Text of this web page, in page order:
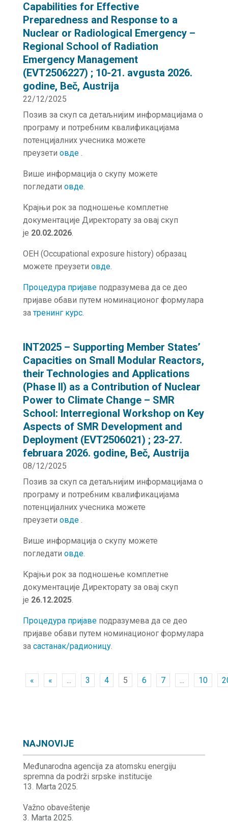
Capabilities for Effective
Preparedness and Response to a
Nuclear or Radiological Emergency –
Regional School of Radiation
Emergency Management
(EVT2506227) ; 10-21. avgusta 2026.
godine, Beč, Austrija
22/12/2025
Позив за скуп са детаљнијим информацијама о
програму и потребним квалификацијама
потенцијалних учесника можете
преузети овде .
Више информација о скупу можете
погледати овде.
Крајњи рок за подношење комплетне
документације Директорату за овај скуп
је 20.02.2026.
OEH (Occupational exposure history) образац
можете преузети овде.
Процедура пријавеподразумева да се део
пријаве обави путем номинационог формулара
затренинг курс.
INT2025 – Supporting Member States’
Capacities on Small Modular Reactors,
their Technologies and Applications
(Phase II) as a Contribution of Nuclear
Power to Climate Change – SMR
School: Interregional Workshop on Key
Aspects of SMR Development and
Deployment (EVT2506021) ; 23-27.
februara 2026. godine, Beč, Austrija
08/12/2025
Позив за скуп са детаљнијим информацијама о
програму и потребним квалификацијама
потенцијалних учесника можете
преузети овде .
Више информација о скупу можете
погледати овде.
Крајњи рок за подношење комплетне
документације Директорату за овај скуп
је 26.12.2025.
Процедура пријавеподразумева да се део
пријаве обави путем номинационог формулара
за састанак/радионицу.
« « ... 3 4 5 6 7 ... 10
NAJNOVIJE
Međunarodna agencija za atomsku energiju
spremna da podrži srpske institucije
13. Marta 2025.
Važno obaveštenje
3. Marta 2025.